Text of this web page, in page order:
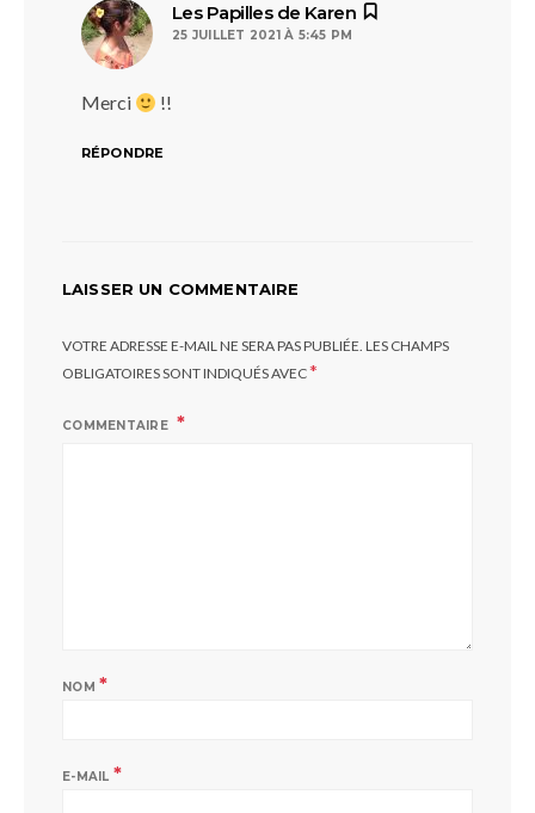
Les Papilles de Karen
25 JUILLET 2021 À 5:45 PM
Merci !!
RÉPONDRE
LAISSER UN COMMENTAIRE
VOTRE ADRESSE E-MAIL NE SERA PAS PUBLIÉE. LES CHAMPS
OBLIGATOIRES SONT INDIQUÉS AVEC*
COMMENTAIRE
NOM *
E-MAIL *